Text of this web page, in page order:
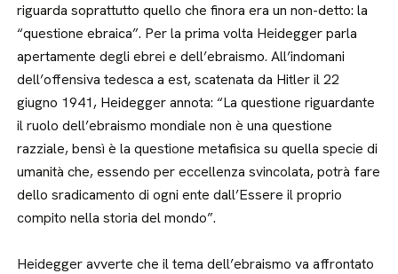
riguarda soprattutto quello che finora era un non-detto: la
“questione ebraica”. Per la prima volta Heidegger parla
apertamente degli ebrei e dell’ebraismo. All’indomani
dell’offensiva tedesca a est, scatenata da Hitler il 22
giugno 1941, Heidegger annota: “La questione riguardante
il ruolo dell’ebraismo mondiale non è una questione
razziale, bensì è la questione metafisica su quella specie di
umanità che, essendo per eccellenza svincolata, potrà fare
dello sradicamento di ogni ente dall’Essere il proprio
compito nella storia del mondo”.
Heidegger avverte che il tema dell’ebraismo va affrontato